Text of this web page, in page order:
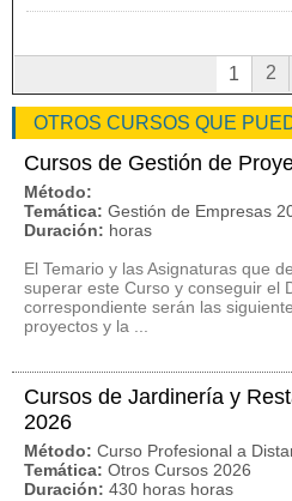
1 2
OTROS CURSOS QUE
Cursos de Gestión de
Método:
Temática: Gestión de Empresas
Duración: horas
El Temario y las Asignaturas que
superar este Curso y conseguir el
correspondiente serán las
proyectos y la ...
Cursos de Jardinería y
2026
Método: Curso Profesional a
Temática: Otros Cursos 2026
Duración: 430 horas horas